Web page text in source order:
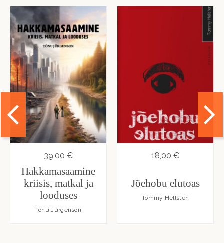
39,00 €
Hakkamasaamine
kriisis, matkal ja
looduses
Tõnu Jürgenson
18,00 €
Jõehobu elutoas
Tommy Hellsten